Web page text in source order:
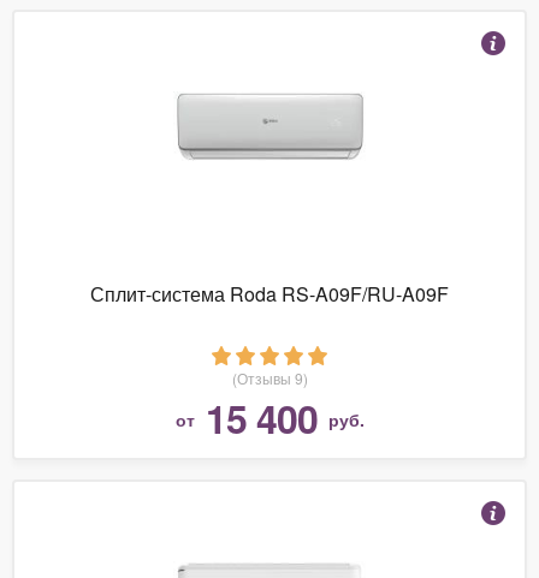
Сплит-система Roda RS-A09F/RU-A09F
(Отзывы 9)
от 15 400 руб.